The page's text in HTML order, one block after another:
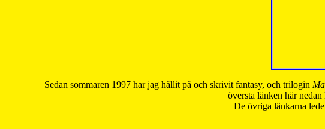
Sedan sommaren 1997 har jag hållit på och skrivit fantasy, och trilogin
översta länken här
De övriga länkarna